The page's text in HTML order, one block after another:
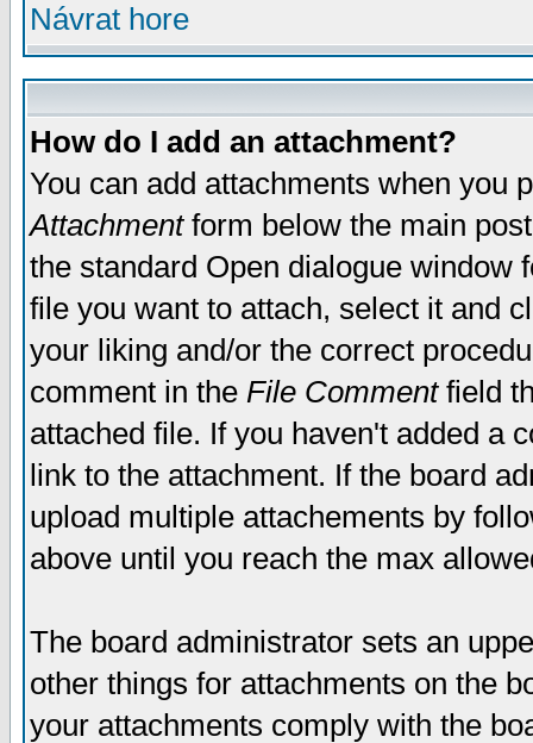
Návrat hore
How do I add an attachment?
You can add attachments when you
Attachmentform below the main
the standard Open dialogue window
file you want to attach, select it and
your liking and/or the correct
comment in the File Commentfield
attached file. If you haven't added a
link to the attachment. If the board
upload multiple attachements by
above until you reach the max
The board administrator sets an
other things for attachments on the
your attachments comply with the